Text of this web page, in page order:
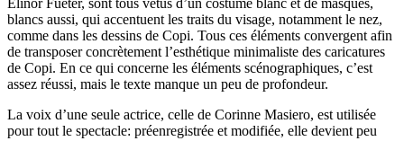
Elinor Fueter, sont tous vêtus d’un costume blanc et de masques,
blancs aussi, qui accentuent les traits du visage, notamment le nez,
comme dans les dessins de Copi. Tous ces éléments convergent afin
de transposer concrètement l’esthétique minimaliste des caricatures
de Copi. En ce qui concerne les éléments scénographiques, c’est
assez réussi, mais le texte manque un peu de profondeur.
La voix d’une seule actrice, celle de Corinne Masiero, est utilisée
pour tout le spectacle: préenregistrée et modifiée, elle devient peu